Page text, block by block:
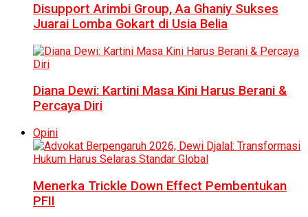
Disupport Arimbi Group, Aa Ghaniy Sukses
Juarai Lomba Gokart di Usia Belia
Diana Dewi: Kartini Masa Kini Harus Berani &
Percaya Diri
Opini
Menerka Trickle Down Effect Pembentukan
PFII